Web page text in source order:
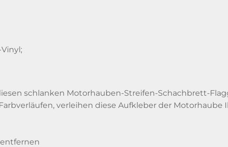
schlanken Motorhauben-Streifen-Schachbrett-
verleihen diese Aufkleber der Motorhaube